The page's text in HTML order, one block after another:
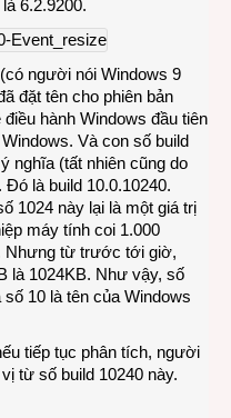
6.2.9200.
người nói Windows 9
đặt tên cho phiên bản
hành Windows đầu tiên
Và con số build
nghĩa (tất nhiên cũng do
là build 10.0.10240.
1024 này lại là một giá trị
máy tính coi 1.000
Nhưng từ trước tới giờ,
là 1024KB. Như vậy, số
10 là tên của Windows
tiếp tục phân tích, người
từ số build 10240 này.